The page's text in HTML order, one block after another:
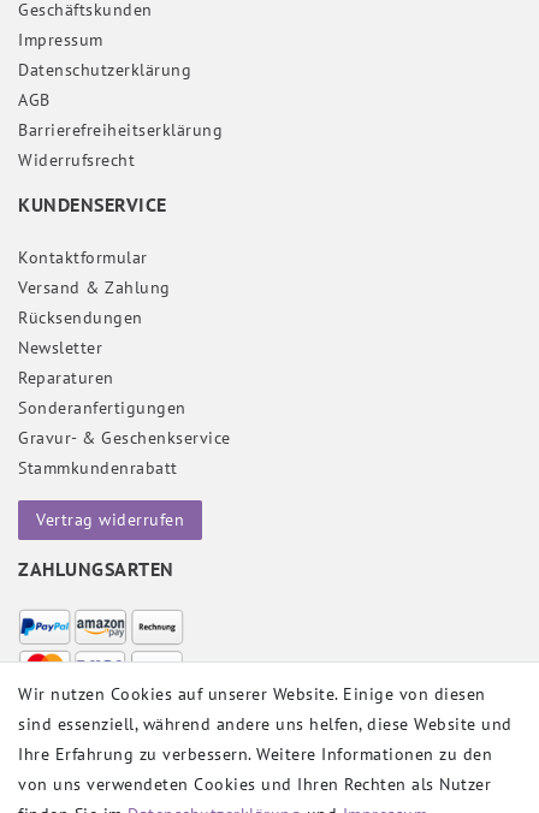
Geschäftskunden
Impressum
Daten­schutz­erklärung
AGB
Barrierefreiheitserklärung
Widerrufs­recht
KUNDENSERVICE
Kontaktformular
Versand & Zahlung
Rücksendungen
Newsletter
Reparaturen
Sonderanfertigungen
Gravur- & Geschenkservice
Stammkundenrabatt
Vertrag widerrufen
ZAHLUNGSARTEN
VERSANDPARTNER
Wir nutzen Cookies auf unserer Website. Einige von diesen
sind essenziell, während andere uns helfen, diese Website und
Ihre Erfahrung zu verbessern. Weitere Informationen zu den
von uns verwendeten Cookies und Ihren Rechten als Nutzer